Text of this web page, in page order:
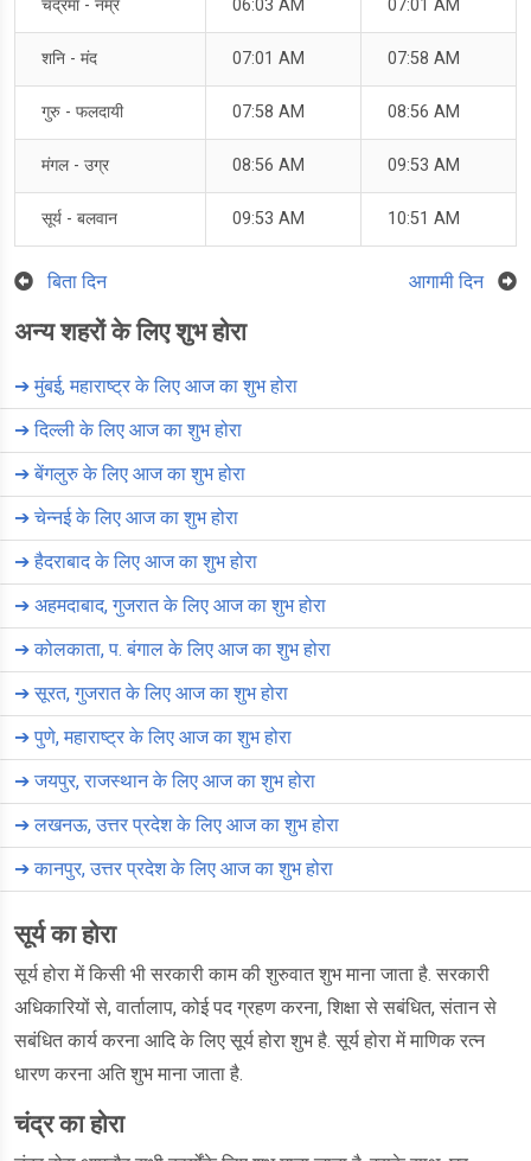
चंद्रमा - नम्र 06:03 AM 07:01 AM
शनि - मंद 07:01 AM 07:58 AM
गुरु - फलदायी 07:58 AM 08:56 AM
मंगल - उग्र 08:56 AM 09:53 AM
सूर्य - बलवान 09:53 AM 10:51 AM
बिता दिन आगामी दिन
अन्य शहरों के लिए शुभ होरा
➔मुंबई, महाराष्ट्र के लिए आज का शुभ होरा
➔दिल्ली के लिए आज का शुभ होरा
➔बेंगलुरु के लिए आज का शुभ होरा
➔चेन्नई के लिए आज का शुभ होरा
➔हैदराबाद के लिए आज का शुभ होरा
➔ अहमदाबाद, गुजरात के लिए आज का शुभ होरा
➔कोलकाता, प. बंगाल के लिए आज का शुभ होरा
➔सूरत, गुजरात के लिए आज का शुभ होरा
➔पुणे, महाराष्ट्र के लिए आज का शुभ होरा
➔जयपुर, राजस्थान के लिए आज का शुभ होरा
➔लखनऊ, उत्तर प्रदेश के लिए आज का शुभ होरा
➔कानपुर, उत्तर प्रदेश के लिए आज का शुभ होरा
सूर्य का होरा
सूर्य होरा में किसी भी सरकारी काम की शुरुवात शुभ माना जाता है. सरकारी
अधिकारियों से, वार्तालाप, कोई पद ग्रहण करना, शिक्षा से सबंधित, संतान से
सबंधित कार्य करना आदि के लिए सूर्य होरा शुभ है. सूर्य होरा में माणिक रत्न
धारण करना अति शुभ माना जाता है.
चंद्र का होरा